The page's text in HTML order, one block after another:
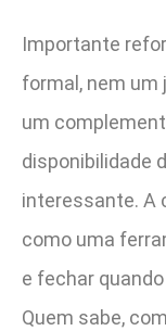
Importante
formal, nem um
um
disponibilidade
interessante. A
como uma
e fechar
Quem sabe,